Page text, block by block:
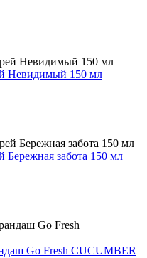
Невидимый 150 мл
Бережная забота 150 мл
Go Fresh CUCUMBER